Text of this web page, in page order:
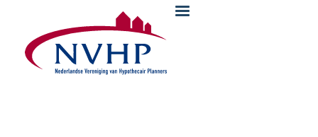
Overslaan en naar de inhoud gaan